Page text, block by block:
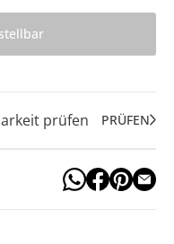
prüfen PRÜFEN